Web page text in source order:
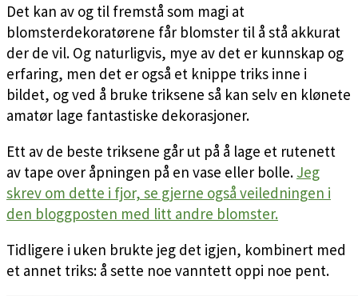
Det kan av og til fremstå som magi at
blomsterdekoratørene får blomster til å stå akkurat
der de vil. Og naturligvis, mye av det er kunnskap og
erfaring, men det er også et knippe triks inne i
bildet, og ved å bruke triksene så kan selv en klønete
amatør lage fantastiske dekorasjoner.
Ett av de beste triksene går ut på å lage et rutenett
av tape over åpningen på en vase eller bolle. Jeg
skrev om dette i fjor, se gjerne også veiledningen i
den bloggposten med litt andre blomster.
Tidligere i uken brukte jeg det igjen, kombinert med
et annet triks: å sette noe vanntett oppi noe pent.